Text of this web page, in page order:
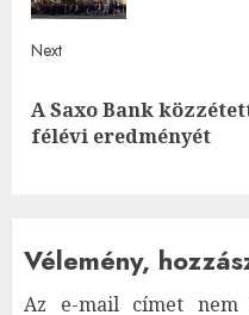
Next
Next
post:
A Saxo Bank
félévi eredményét
Vélemény,
Az e-mail címet nem